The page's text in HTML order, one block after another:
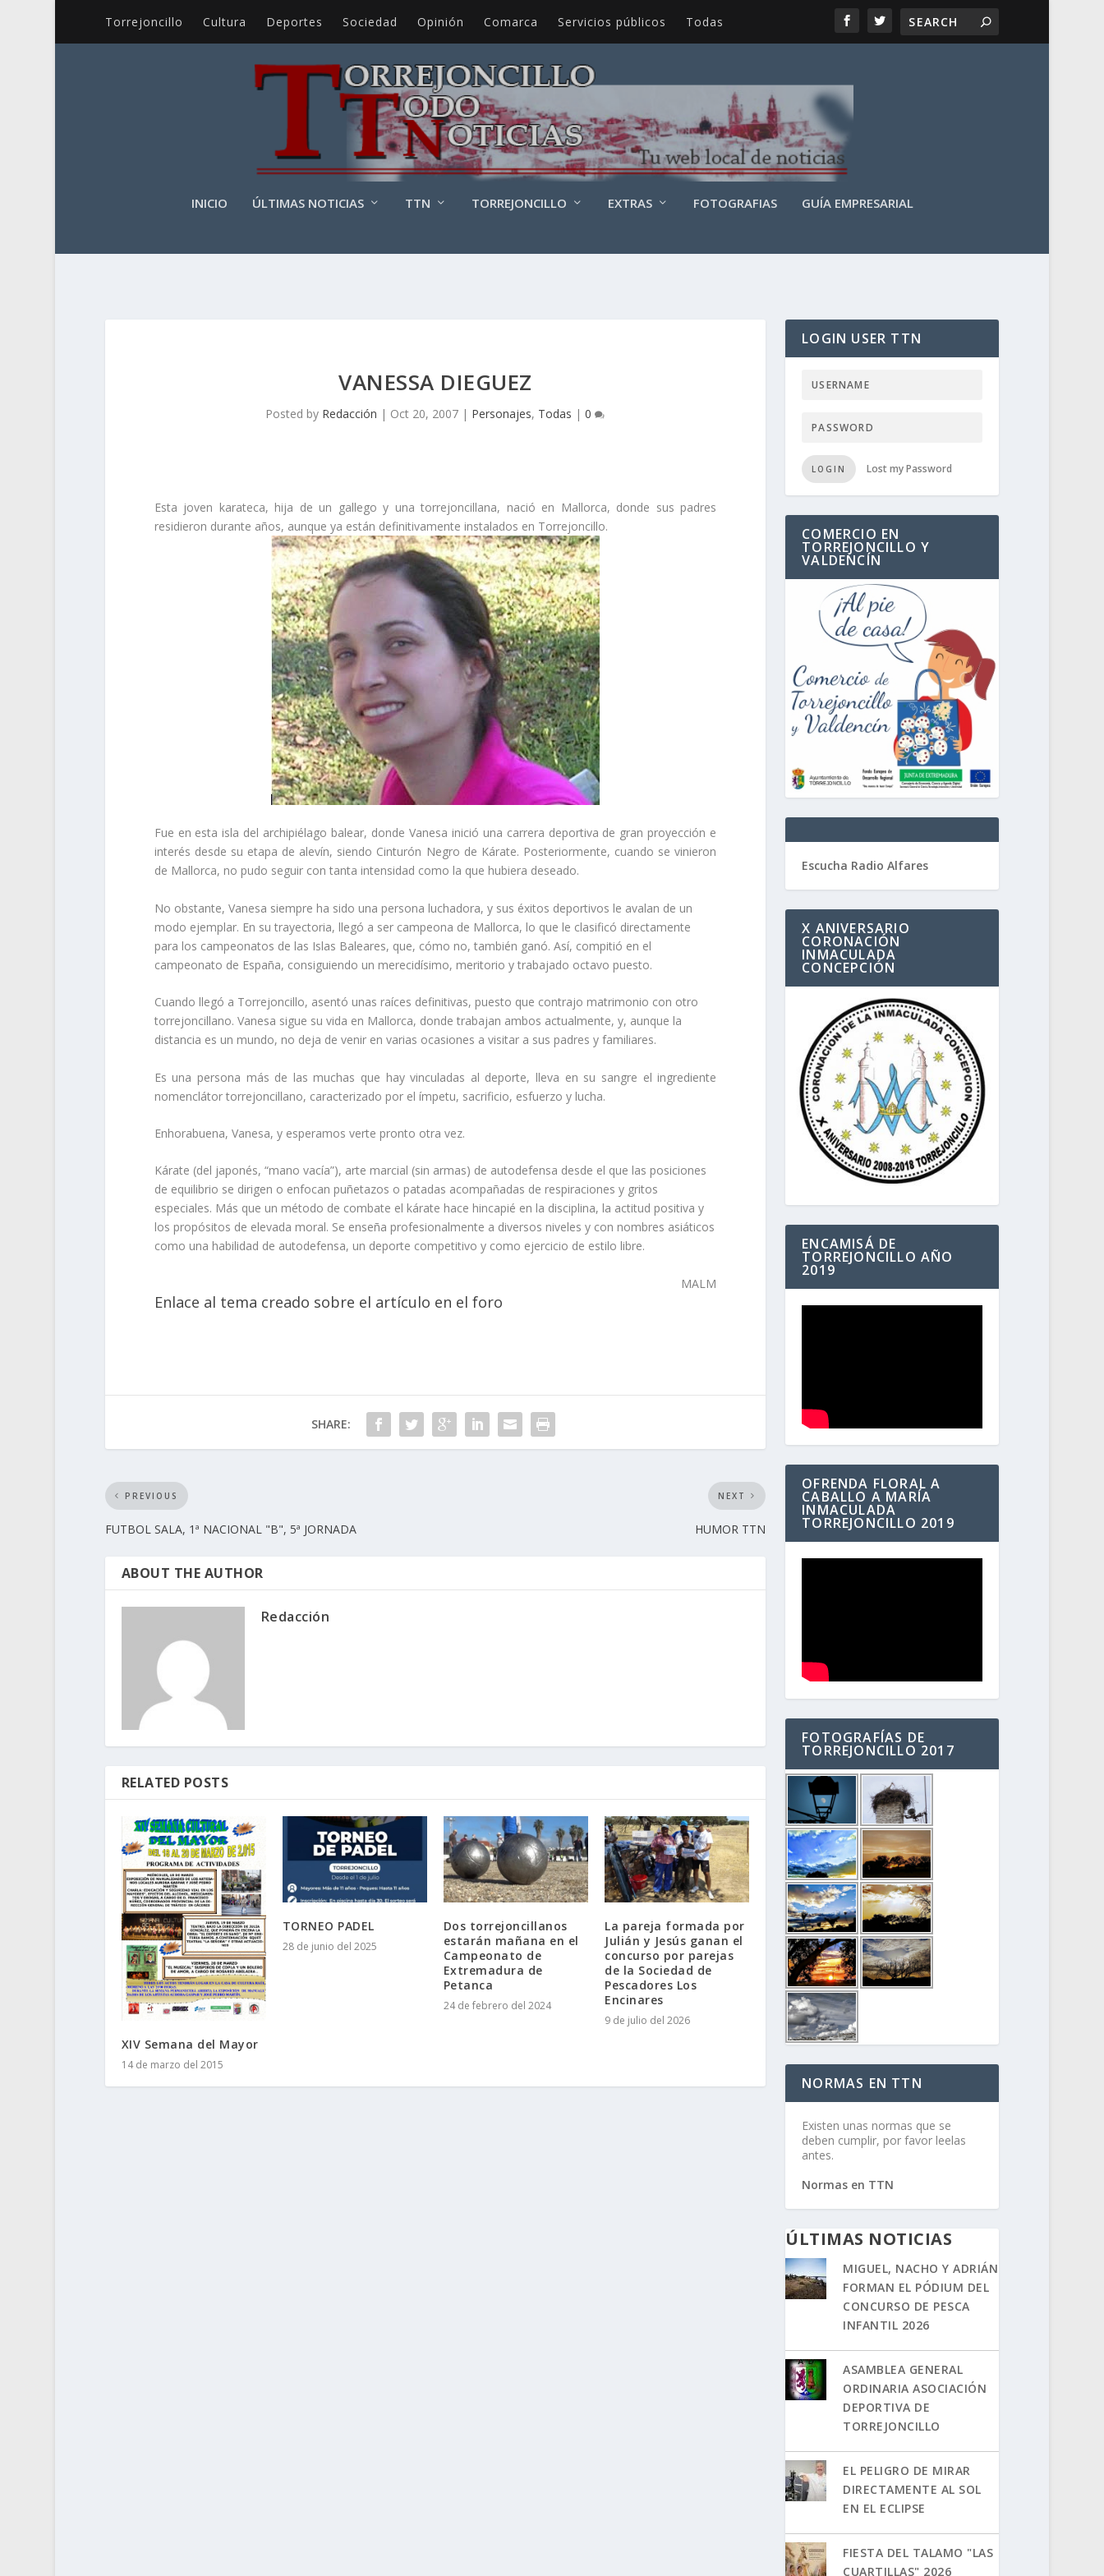
Torrejoncillo Cultura Deportes Sociedad Opinión Comarca Servicios públicos Todas
INICIO ÚLTIMAS NOTICIAS TTN TORREJONCILLO EXTRAS FOTOGRAFIAS GUÍA EMPRESARIAL
VANESSA DIEGUEZ
Posted by Redacción | Oct 20, 2007 | Personajes, Todas |0
Esta joven karateca, hija de un gallego y una torrejoncillana, nació en Mallorca, donde sus padres
residieron durante años, aunque ya están definitivamente instalados en Torrejoncillo.
Fue en esta isla del archipiélago balear, donde Vanesa inició una carrera deportiva de gran proyección e
interés desde su etapa de alevín, siendo Cinturón Negro de Kárate. Posteriormente, cuando se vinieron
de Mallorca, no pudo seguir con tanta intensidad como la que hubiera deseado.
No obstante, Vanesa siempre ha sido una persona luchadora, y sus éxitos deportivos le avalan de un
modo ejemplar. En su trayectoria, llegó a ser campeona de Mallorca, lo que le clasificó directamente
para los campeonatos de las Islas Baleares, que, cómo no, también ganó. Así, compitió en el
campeonato de España, consiguiendo un merecidísimo, meritorio y trabajado octavo puesto.
Cuando llegó a Torrejoncillo, asentó unas raíces definitivas, puesto que contrajo matrimonio con otro
torrejoncillano. Vanesa sigue su vida en Mallorca, donde trabajan ambos actualmente, y, aunque la
distancia es un mundo, no deja de venir en varias ocasiones a visitar a sus padres y familiares.
Es una persona más de las muchas que hay vinculadas al deporte, lleva en su sangre el ingrediente
nomenclátor torrejoncillano, caracterizado por el ímpetu, sacrificio, esfuerzo y lucha.
Enhorabuena, Vanesa, y esperamos verte pronto otra vez.
Kárate (del japonés, “mano vacía”), arte marcial (sin armas) de autodefensa desde el que las posiciones
de equilibrio se dirigen o enfocan puñetazos o patadas acompañadas de respiraciones y gritos
especiales. Más que un método de combate el kárate hace hincapié en la disciplina, la actitud positiva y
los propósitos de elevada moral. Se enseña profesionalmente a diversos niveles y con nombres asiáticos
como una habilidad de autodefensa, un deporte competitivo y como ejercicio de estilo libre.
MALM
Enlace al tema creado sobre el artículo en el foro
SHARE:
PREVIOUS
FUTBOL SALA, 1ª NACIONAL "B", 5ª JORNADA
NEXT
HUMOR TTN
ABOUT THE AUTHOR
Redacción
RELATED POSTS
XIV Semana del Mayor
14 de marzo del 2015
TORNEO PADEL
28 de junio del 2025
Dos torrejoncillanos
estarán mañana en el
Campeonato de
Extremadura de
Petanca
24 de febrero del 2024
La pareja formada por
Julián y Jesús ganan el
concurso por parejas
de la Sociedad de
Pescadores Los
Encinares
9 de julio del 2026
LOGIN USER TTN
LOGIN Lost my Password
COMERCIO EN
TORREJONCILLO Y
VALDENCÍN
Escucha Radio Alfares
X ANIVERSARIO
CORONACIÓN
INMACULADA
CONCEPCIÓN
ENCAMISÁ DE
TORREJONCILLO AÑO
2019
OFRENDA FLORAL A
CABALLO A MARÍA
INMACULADA
TORREJONCILLO 2019
FOTOGRAFÍAS DE
TORREJONCILLO 2017
NORMAS EN TTN
Existen unas normas que se
deben cumplir, por favor leelas
antes.
Normas en TTN
ÚLTIMAS NOTICIAS
MIGUEL, NACHO Y ADRIÁN
FORMAN EL PÓDIUM DEL
CONCURSO DE PESCA
INFANTIL 2026
ASAMBLEA GENERAL
ORDINARIA ASOCIACIÓN
DEPORTIVA DE
TORREJONCILLO
EL PELIGRO DE MIRAR
DIRECTAMENTE AL SOL
EN EL ECLIPSE
FIESTA DEL TALAMO "LAS
CUARTILLAS" 2026